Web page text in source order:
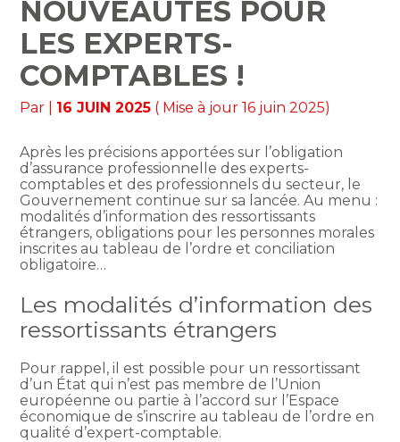
NOUVEAUTÉS POUR
LES EXPERTS-
COMPTABLES !
Par 16 JUIN 2025 ( Mise à jour 16 juin 2025)
Après les précisions apportées sur l’obligation
d’assurance professionnelle des experts-
comptables et des professionnels du secteur, le
Gouvernement continue sur sa lancée. Au menu :
modalités d’information des ressortissants
étrangers, obligations pour les personnes morales
inscrites au tableau de l’ordre et conciliation
obligatoire…
Les modalités d’information des
ressortissants étrangers
Pour rappel, il est possible pour un ressortissant
d’un État qui n’est pas membre de l’Union
européenne ou partie à l’accord sur l’Espace
économique de s’inscrire au tableau de l’ordre en
qualité d’expert-comptable.